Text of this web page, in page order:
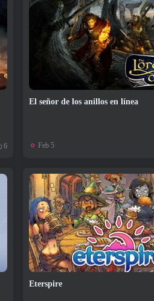
6
El señor de los anillos en línea
Feb 5
Eterspire